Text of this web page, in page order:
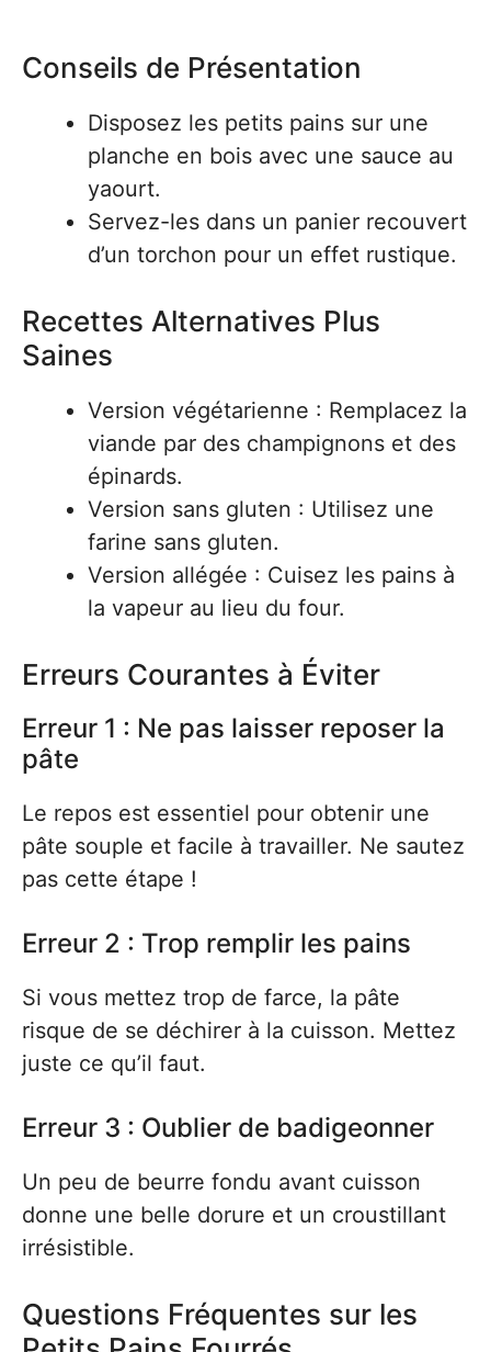
Conseils de Présentation
Disposez les petits pains sur une
planche en bois avec une sauce au
yaourt.
Servez-les dans un panier recouvert
d’un torchon pour un effet rustique.
Recettes Alternatives Plus
Saines
Version végétarienne : Remplacez la
viande par des champignons et des
épinards.
Version sans gluten : Utilisez une
farine sans gluten.
Version allégée : Cuisez les pains à
la vapeur au lieu du four.
Erreurs Courantes à Éviter
Erreur 1 : Ne pas laisser reposer la
pâte
Le repos est essentiel pour obtenir une
pâte souple et facile à travailler. Ne sautez
pas cette étape !
Erreur 2 : Trop remplir les pains
Si vous mettez trop de farce, la pâte
risque de se déchirer à la cuisson. Mettez
juste ce qu’il faut.
Erreur 3 : Oublier de badigeonner
Un peu de beurre fondu avant cuisson
donne une belle dorure et un croustillant
irrésistible.
Questions Fréquentes sur les